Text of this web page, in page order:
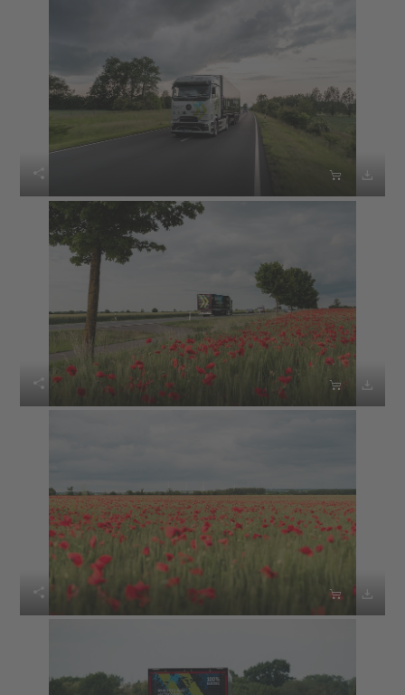
  
  
  